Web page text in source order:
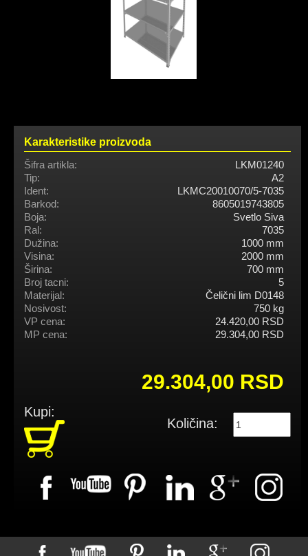
Karakteristike proizvoda
Šifra artikla:
LKM01240
Tip:
A2
Ident:
LKMC20010070/5-7035
Barkod:
8605019743805
Boja:
Svetlo Siva
Ral:
7035
Dužina:
1000 mm
Visina:
2000 mm
Širina:
700 mm
Broj tacni:
5
Materijal:
Čelični lim D0148
Nosivost:
750 kg
VP cena:
24.420,00 RSD
MP cena:
29.304,00 RSD
29.304,00 RSD
Kupi:
Količina: